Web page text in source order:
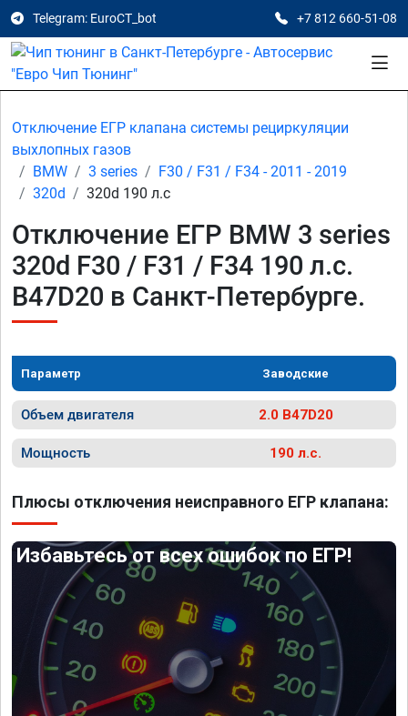
Telegram: EuroCT_bot +7 812 660-51-08
Отключение ЕГР клапана системы рециркуляции
выхлопных газов
BMW
3 series
F30 / F31 / F34 - 2011 - 2019
320d
320d 190 л.с
Отключение ЕГР BMW 3 series
320d F30 / F31 / F34 190 л.с.
B47D20 в Санкт-Петербурге.
Параметр Заводские
Объем двигателя 2.0 B47D20
Мощность 190 л.с.
Плюсы отключения неисправного ЕГР клапана:
Избавьтесь от всех ошибок по ЕГР!